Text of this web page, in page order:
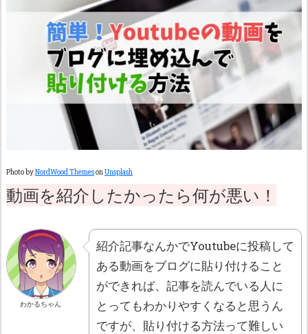
Photo byNordWood ThemesonUnsplash
動画を紹介したかったら何が悪い！
わかるちゃん
紹介記事なんかでYoutubeに投稿して
ある動画をブログに貼り付けること
ができれば、記事を読んでいる人に
とってもわかりやすくなると思うん
ですが、貼り付ける方法って難しい